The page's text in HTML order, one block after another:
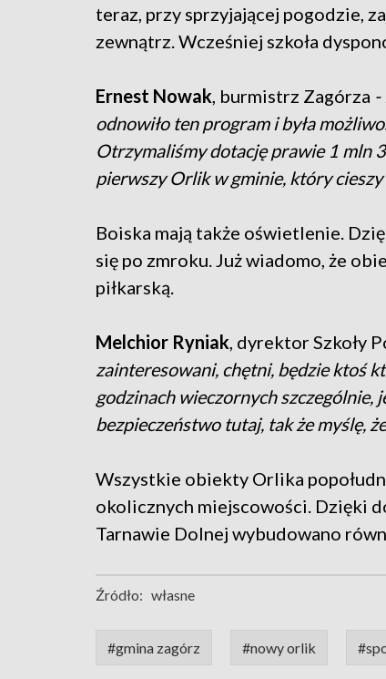
teraz, przy sprzyjającej pogodzie,
zewnątrz. Wcześniej szkoła
Ernest Nowak , burmistrz Zagórza -
odnowiło ten program i była
Otrzymaliśmy dotację prawie 1 mln
pierwszy Orlik w gminie, który
Boiska mają także oświetlenie.
się po zmroku. Już wiadomo, że
piłkarską.
Melchior Ryniak , dyrektor Szkoły
zainteresowani, chętni, będzie ktoś
godzinach wieczornych szczególnie,
bezpieczeństwo tutaj, tak że myślę,
Wszystkie obiekty Orlika
okolicznych miejscowości. Dzięki
Tarnawie Dolnej wybudowano
Źródło: własne
#gmina zagórz #nowy orlik